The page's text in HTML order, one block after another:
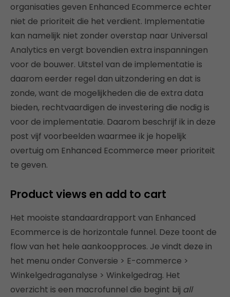
organisaties geven Enhanced Ecommerce echter
niet de prioriteit die het verdient. Implementatie
kan namelijk niet zonder overstap naar Universal
Analytics en vergt bovendien extra inspanningen
voor de bouwer. Uitstel van de implementatie is
daarom eerder regel dan uitzondering en dat is
zonde, want de mogelijkheden die de extra data
bieden, rechtvaardigen de investering die nodig is
voor de implementatie. Daarom beschrijf ik in deze
post vijf voorbeelden waarmee ik je hopelijk
overtuig om Enhanced Ecommerce meer prioriteit
te geven.
Product views en add to cart
Het mooiste standaardrapport van Enhanced
Ecommerce is de horizontale funnel. Deze toont de
flow van het hele aankoopproces. Je vindt deze in
het menu onder Conversie > E-commerce >
Winkelgedraganalyse > Winkelgedrag. Het
overzicht is een macrofunnel die begint bij all